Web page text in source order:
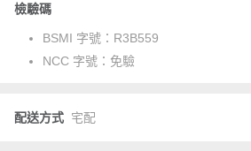
檢驗碼
BSMI 字號： R3B559
NCC 字號： 免驗
配送方式 宅配